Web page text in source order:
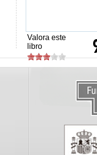
Valora este
libro